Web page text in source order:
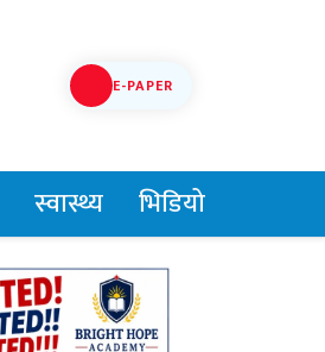
E-PAPER
स्वास्थ्य भिडियो